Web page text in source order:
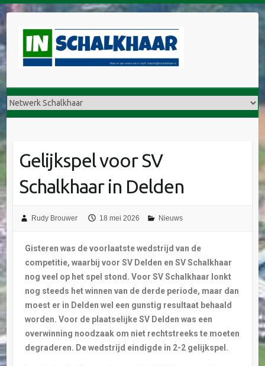
Gelijkspel voor SV
Schalkhaar in Delden
Rudy Brouwer 18 mei 2026 Nieuws
Gisteren was de voorlaatste wedstrijd van de
competitie, waarbij voor SV Delden en SV Schalkhaar
nog veel op het spel stond. Voor SV Schalkhaar lonkt
nog steeds het winnen van de derde periode, maar dan
moest er in Delden wel een gunstig resultaat behaald
worden. Voor de plaatselijke SV Delden was een
overwinning noodzaak om niet rechtstreeks te moeten
degraderen. De wedstrijd eindigde in 2-2 gelijkspel.